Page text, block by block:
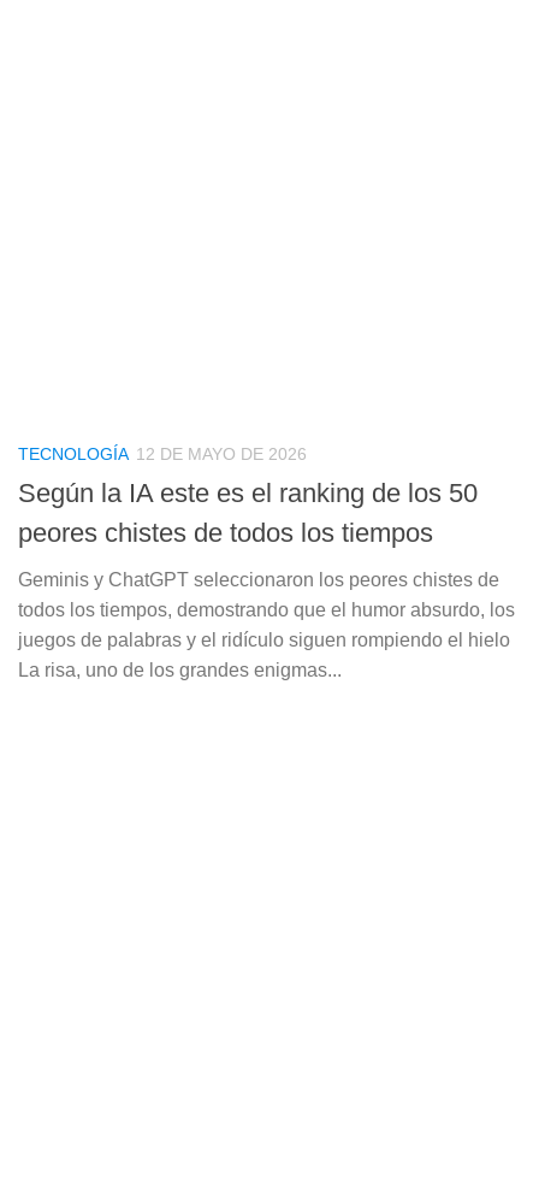
TECNOLOGÍA 12 DE MAYO DE 2026
Según la IA este es el ranking de los 50
peores chistes de todos los tiempos
Geminis y ChatGPT seleccionaron los peores chistes de
todos los tiempos, demostrando que el humor absurdo, los
juegos de palabras y el ridículo siguen rompiendo el hielo
La risa, uno de los grandes enigmas...